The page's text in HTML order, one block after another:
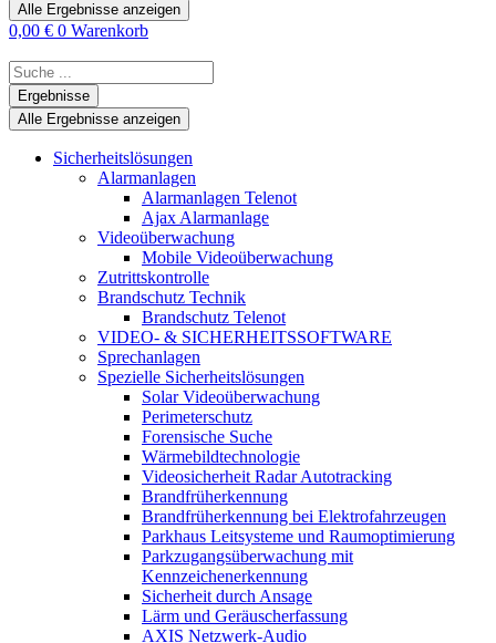
Alle Ergebnisse anzeigen
0,00 € 0 Warenkorb
Search
...Ergebnisse
Alle Ergebnisse anzeigen
Sicherheitslösungen
Alarmanlagen
Alarmanlagen Telenot
Ajax Alarmanlage
Videoüberwachung
Mobile Videoüberwachung
Zutrittskontrolle
Brandschutz Technik
Brandschutz Telenot
VIDEO- & SICHERHEITSSOFTWARE
Sprechanlagen
Spezielle Sicherheitslösungen
Solar Videoüberwachung
Perimeterschutz
Forensische Suche
Wärmebildtechnologie
Videosicherheit Radar Autotracking​
Brandfrüherkennung
Brandfrüherkennung bei Elektrofahrzeugen
Parkhaus Leitsysteme und Raumoptimierung
Parkzugangsüberwachung mit
Kennzeichenerkennung
Sicherheit durch Ansage
Lärm und Geräuscherfassung
AXIS Netzwerk-Audio